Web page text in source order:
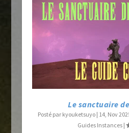
Le sanctuaire
Posté par kyouketsuyo | 14, Nov
Guides Instances |